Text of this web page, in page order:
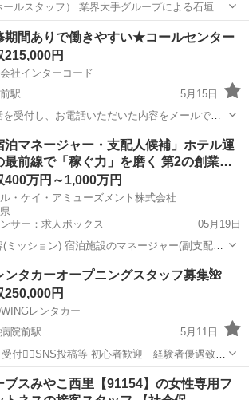
大手グループによる石垣島
のキャバクラにて、黒服スタッフを募集して
トやホール業務を中心にお任せします。未経験
制度があ...
の他 ホール
期間ありで働きやすい★コールセンター
215,000円
社インターコード
駅
5月15日
を受付し、お電話いただいた内容をメールで報
。 ・基本的な電話対応とパソコン操作・ロー
(シフト
庁前駅 その他
泊マネージャー・支配人候補」ホテル運
最前線で「稼ぐ力」を磨く 第2の創業…
400万円～1,000万円
・ケイ・アミューズメント株式会社
サー：求人ボックス
05月19日
(ミッション) 宿泊施設のマネージャー(副支配人)
ション統括とスタッフマネジメントをお任せ
営の実務を完璧に把握していただき、支配人と
上や業務改善...
ンタカーオープニングスタッフ募集🌺
250,000円
レンタカー
院前駅
5月11日
付💁‍♀️SNS投稿等 初心者歓迎 経験者優遇致し
で働ける場所を提供してます。 決定次第締め切
ムのREDWINGレンタカーで検索出来ます
市立病院前駅 その他 レンタカー
ブスみやこ西里【91154】の女性専用フ